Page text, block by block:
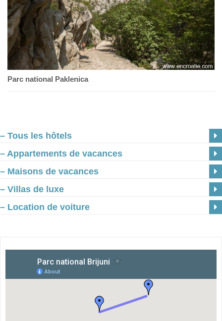
Parc national Paklenica
– Tous les hôtels
– Appartements de vacances
– Maisons de vacances
– Villas de luxe
– Location de voiture